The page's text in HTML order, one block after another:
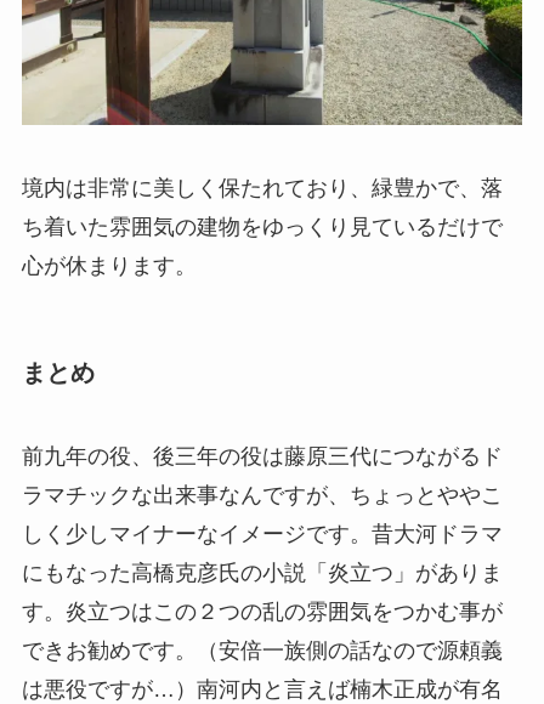
境内は非常に美しく保たれており、緑豊かで、落
ち着いた雰囲気の建物をゆっくり見ているだけで
心が休まります。
まとめ
前九年の役、後三年の役は藤原三代につながるド
ラマチックな出来事なんですが、ちょっとややこ
しく少しマイナーなイメージです。昔大河ドラマ
にもなった高橋克彦氏の小説「炎立つ」がありま
す。炎立つはこの２つの乱の雰囲気をつかむ事が
できお勧めです。（安倍一族側の話なので源頼義
は悪役ですが…）南河内と言えば楠木正成が有名